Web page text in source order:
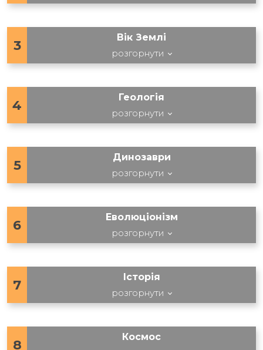
3
Вік Землі
розгорнути
4
Геологія
розгорнути
5
Динозаври
розгорнути
6
Еволюціонізм
розгорнути
7
Історія
розгорнути
8
Космос